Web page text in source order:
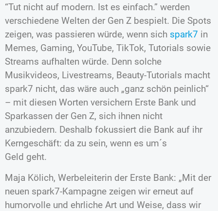
“Tut nicht auf modern. Ist es einfach.” werden
verschiedene Welten der Gen Z bespielt. Die Spots
zeigen, was passieren würde, wenn sich spark7 in
Memes, Gaming, YouTube, TikTok, Tutorials sowie
Streams aufhalten würde. Denn solche
Musikvideos, Livestreams, Beauty-Tutorials macht
spark7 nicht, das wäre auch „ganz schön peinlich“
– mit diesen Worten versichern Erste Bank und
Sparkassen der Gen Z, sich ihnen nicht
anzubiedern. Deshalb fokussiert die Bank auf ihr
Kerngeschäft: da zu sein, wenn es um´s
Geld geht.
Maja Kölich, Werbeleiterin der Erste Bank: „Mit der
neuen spark7-Kampagne zeigen wir erneut auf
humorvolle und ehrliche Art und Weise, dass wir